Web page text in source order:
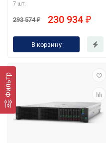
Фильтр
7 шт.
293 574 ₽ 230 934 ₽
В корзину